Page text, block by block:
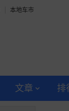
本地车市
文章 排